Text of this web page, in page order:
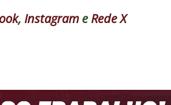
, Instagram eRede X